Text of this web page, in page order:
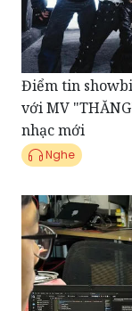
Điểm tin
với MV
nhạc mới
Nghe